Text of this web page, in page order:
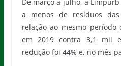
a menos de resíduos
relação ao mesmo
em 2019 contra 3,1 mil
redução foi 44% e, no mês